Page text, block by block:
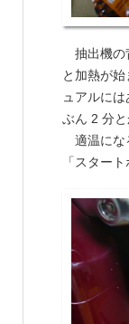
抽出機の
と加熱が
ュアルに
ぶん 2 分と
適温にな
「スター